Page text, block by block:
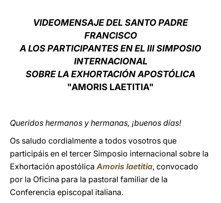
LATINE
VIDEOMENSAJE DEL SANTO PADRE
FRANCISCO
A LOS PARTICIPANTES EN EL III SIMPOSIO
INTERNACIONAL
SOBRE LA EXHORTACIÓN APOSTÓLICA
"AMORIS LAETITIA"
Queridos hermanos y hermanas, ¡buenos días!
Os saludo cordialmente a todos vosotros que
participáis en el tercer Simposio internacional sobre la
Exhortación apostólicaAmoris laetitia, convocado
por la Oficina para la pastoral familiar de la
Conferencia episcopal italiana.